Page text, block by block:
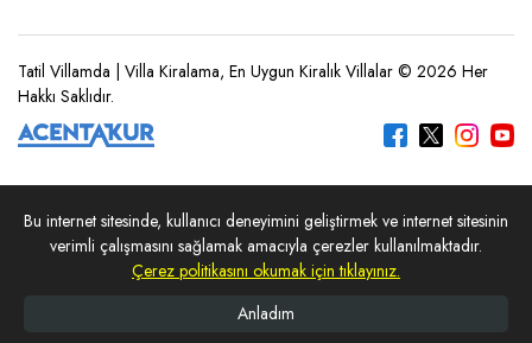
Tatil Villamda | Villa Kiralama, En Uygun Kiralık Villalar © 2026 Her
Hakkı Saklıdır.
REZERVASYON YAP
Bu internet sitesinde, kullanıcı deneyimini geliştirmek ve internet sitesinin
verimli çalışmasını sağlamak amacıyla çerezler kullanılmaktadır.
Çerez politikasını okumak için tıklayınız.
Anladım